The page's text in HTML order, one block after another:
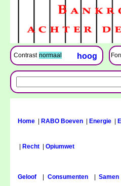
Contrast normaal hoog
Home RABO Boeven Energie
Recht Opiumwet
Geloof Consumenten|